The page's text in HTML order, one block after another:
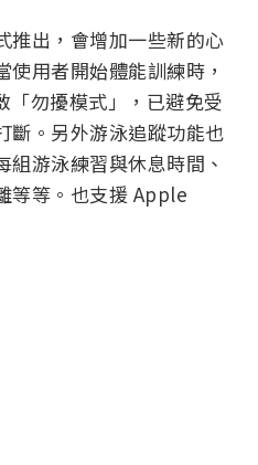
出，會增加一些新的心
用者開始體能訓練時，
勿擾模式」，已避免受
斷。另外游泳追蹤功能也
游泳練習與休息時間、
等等。也支援 Apple